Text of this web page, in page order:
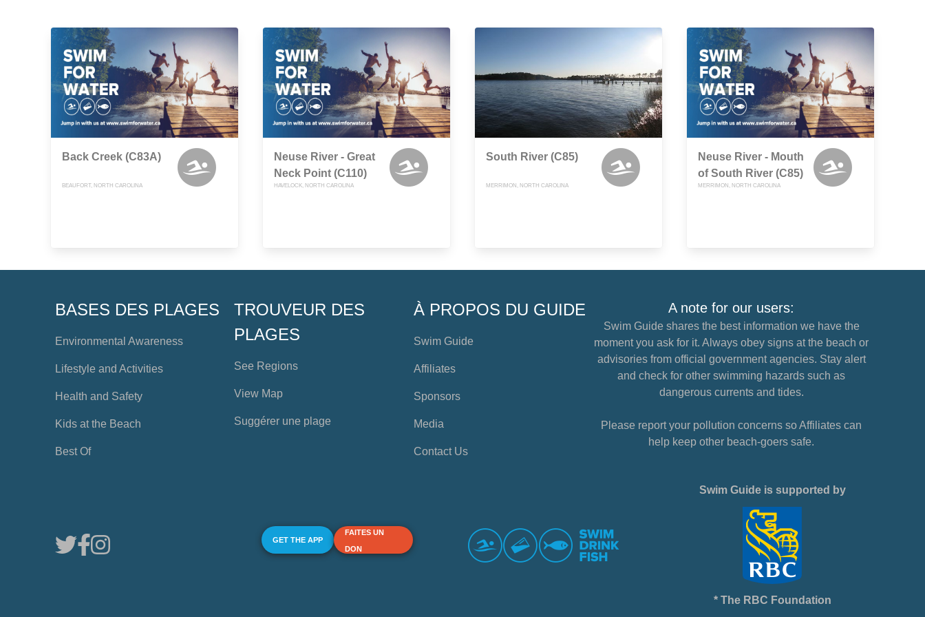
Back Creek (C83A)
BEAUFORT, NORTH CAROLINA
Neuse River - Great
Neck Point (C110)
HAVELOCK, NORTH CAROLINA
South River (C85)
MERRIMON, NORTH CAROLINA
Neuse River - Mouth
of South River (C85)
MERRIMON, NORTH CAROLINA
BASES DES PLAGES
Environmental Awareness
Lifestyle and Activities
Health and Safety
Kids at the Beach
Best Of
TROUVEUR DES
PLAGES
See Regions
View Map
Suggérer une plage
À PROPOS DU GUIDE
Swim Guide
Affiliates
Sponsors
Media
Contact Us
A note for our users:
Swim Guide shares the best information we have the
moment you ask for it. Always obey signs at the beach or
advisories from official government agencies. Stay alert
and check for other swimming hazards such as
dangerous currents and tides.
Please report your pollution concerns so Affiliates can
help keep other beach-goers safe.
GET THE APP
FAITES UN
DON
Swim Guide is supported by
* The RBC Foundation